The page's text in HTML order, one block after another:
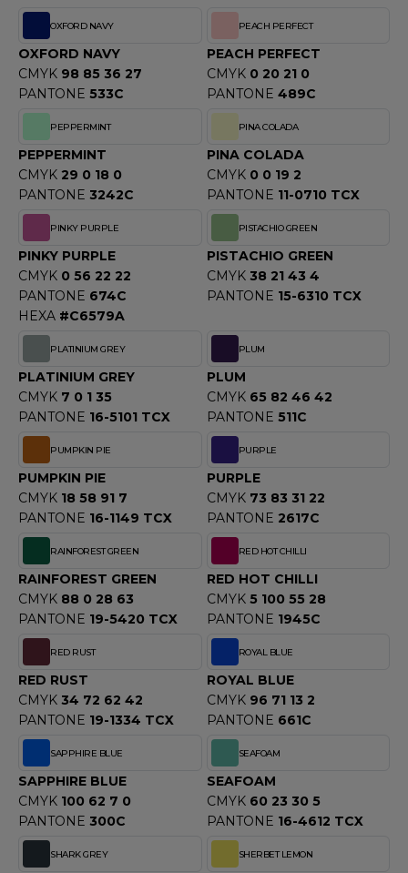
OXFORD NAVY
OXFORD NAVY
CMYK 98 85 36 27
PANTONE 533C
PEACH PERFECT
PEACH PERFECT
CMYK 0 20 21 0
PANTONE 489C
PEPPERMINT
PEPPERMINT
CMYK 29 0 18 0
PANTONE 3242C
PINA COLADA
PINA COLADA
CMYK 0 0 19 2
PANTONE 11-0710 TCX
PINKY PURPLE
PINKY PURPLE
CMYK 0 56 22 22
PANTONE 674C
HEXA #C6579A
PISTACHIO GREEN
PISTACHIO GREEN
CMYK 38 21 43 4
PANTONE 15-6310 TCX
PLATINIUM GREY
PLATINIUM GREY
CMYK 7 0 1 35
PANTONE 16-5101 TCX
PLUM
PLUM
CMYK 65 82 46 42
PANTONE 511C
PUMPKIN PIE
PUMPKIN PIE
CMYK 18 58 91 7
PANTONE 16-1149 TCX
PURPLE
PURPLE
CMYK 73 83 31 22
PANTONE 2617C
RAINFOREST GREEN
RAINFOREST GREEN
CMYK 88 0 28 63
PANTONE 19-5420 TCX
RED HOT CHILLI
RED HOT CHILLI
CMYK 5 100 55 28
PANTONE 1945C
RED RUST
RED RUST
CMYK 34 72 62 42
PANTONE 19-1334 TCX
ROYAL BLUE
ROYAL BLUE
CMYK 96 71 13 2
PANTONE 661C
SAPPHIRE BLUE
SAPPHIRE BLUE
CMYK 100 62 7 0
PANTONE 300C
SEAFOAM
SEAFOAM
CMYK 60 23 30 5
PANTONE 16-4612 TCX
SHARK GREY SHERBET LEMON